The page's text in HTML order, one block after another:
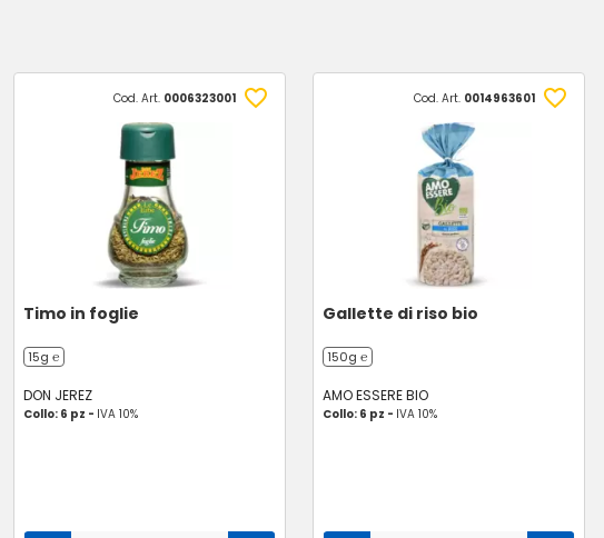
Cod. Art. 0006323001
Timo in foglie
15g ℮
DON JEREZ
Collo: 6 pz - IVA 10%
Cod. Art. 0014963601
Gallette di riso bio
150g ℮
AMO ESSERE BIO
Collo: 6 pz - IVA 10%